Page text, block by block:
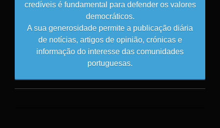
credíveis é fundamental para defender os valores
democráticos.
A sua generosidade permite a publicação diária
de notícias, artigos de opinião, crónicas e
informação do interesse das comunidades
portuguesas.